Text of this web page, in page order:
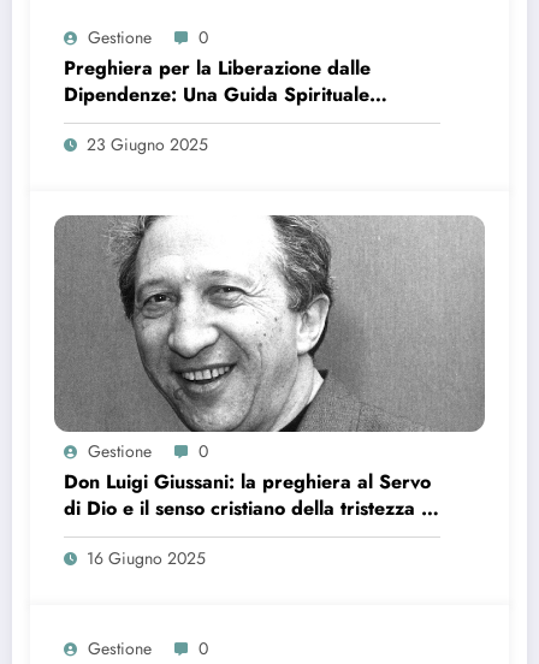
Gestione 0
Preghiera per la Liberazione dalle
Dipendenze: Una Guida Spirituale
Completa
23 Giugno 2025
Gestione 0
Don Luigi Giussani: la preghiera al Servo
di Dio e il senso cristiano della tristezza e
della stanchezza
16 Giugno 2025
Gestione 0